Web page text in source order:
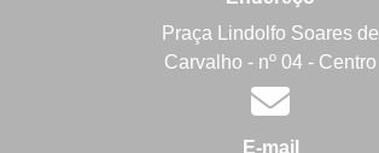
Praça Lindolfo Soares de
Carvalho - nº 04 - Centro
E-mail